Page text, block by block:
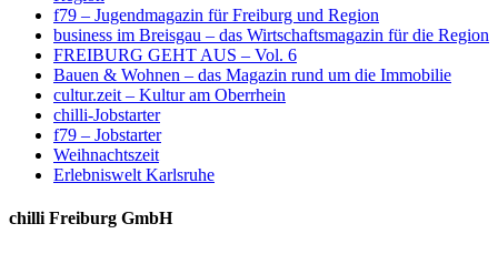
f79 – Jugendmagazin für Freiburg und Region
business im Breisgau – das Wirtschaftsmagazin für die Region
FREIBURG GEHT AUS – Vol. 6
Bauen & Wohnen – das Magazin rund um die Immobilie
cultur.zeit – Kultur am Oberrhein
chilli-Jobstarter
f79 – Jobstarter
Weihnachtszeit
Erlebniswelt Karlsruhe
chilli Freiburg GmbH